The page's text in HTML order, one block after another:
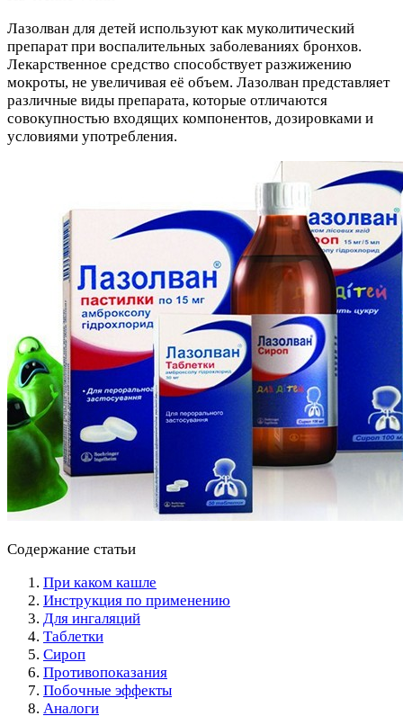
Лазолван для детей используют как муколитический
препарат при воспалительных заболеваниях бронхов.
Лекарственное средство способствует разжижению
мокроты, не увеличивая её объем. Лазолван представляет
различные виды препарата, которые отличаются
совокупностью входящих компонентов, дозировками и
условиями употребления.
Содержание статьи
При каком кашле
Инструкция по применению
Для ингаляций
Таблетки
Сироп
Противопоказания
Побочные эффекты
Аналоги